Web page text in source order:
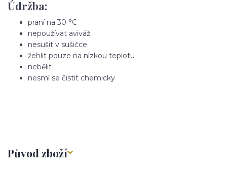
Údržba:
praní na 30 °C
nepoužívat aviváž
nesušit v sušičce
žehlit pouze na nízkou teplotu
nebělit
nesmí se čistit chemicky
Původ zboží